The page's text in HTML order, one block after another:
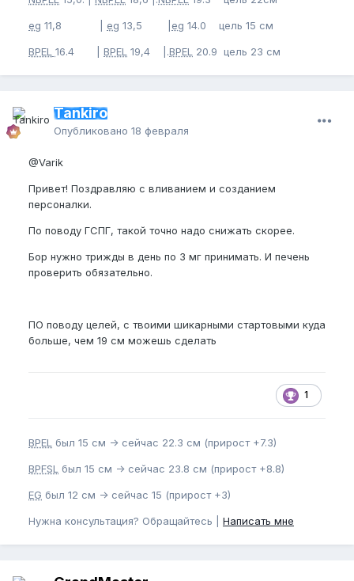
eg 11,8 | eg 13,5 | eg 14.0 цель 15 см
BPEL 16.4 | BPEL 19,4 |.BPEL 20.9 цель 23 см
Tankiro
Опубликовано 18 февраля
@Varik
Привет! Поздравляю с вливанием и созданием
персоналки.
По поводу ГСПГ, такой точно надо снижать скорее.
Бор нужно трижды в день по 3 мг принимать. И печень
проверить обязательно.
ПО поводу целей, с твоими шикарными стартовыми куда
больше, чем 19 см можешь сделать
1
BPEL был 15 см -> сейчас 22.3 см (прирост +7.3)
BPFSL был 15 см -> сейчас 23.8 см (прирост +8.8)
EG был 12 см -> сейчас 15 (прирост +3)
Нужна консультация? Обращайтесь | Написать мне